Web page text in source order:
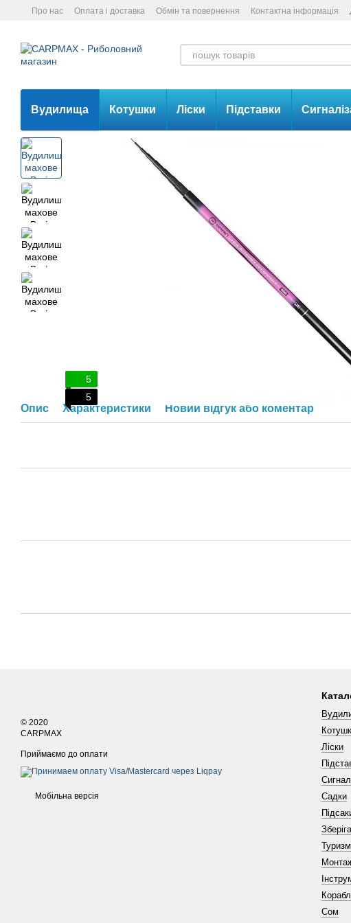
Перейти до основного контенту
Про нас Оплата і доставка Обмін та повернення Контактна інформація
Вудилища Котушки Ліски Підставки
5
5
Опис Характеристики Новий відгук або коментар
© 2020
CARPMAX
Приймаємо до оплати
Мобільна версія
Ліски
Садки
Туризм
Сом